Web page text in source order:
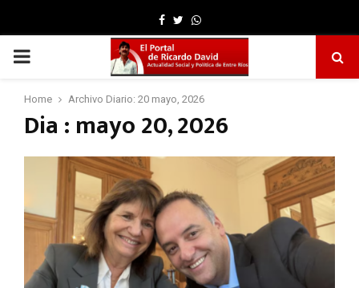
Facebook
TwitterWhatsapp
PRIMARY
MENU
Home Archivo Diario: 20 mayo, 2026
Dia : mayo 20, 2026